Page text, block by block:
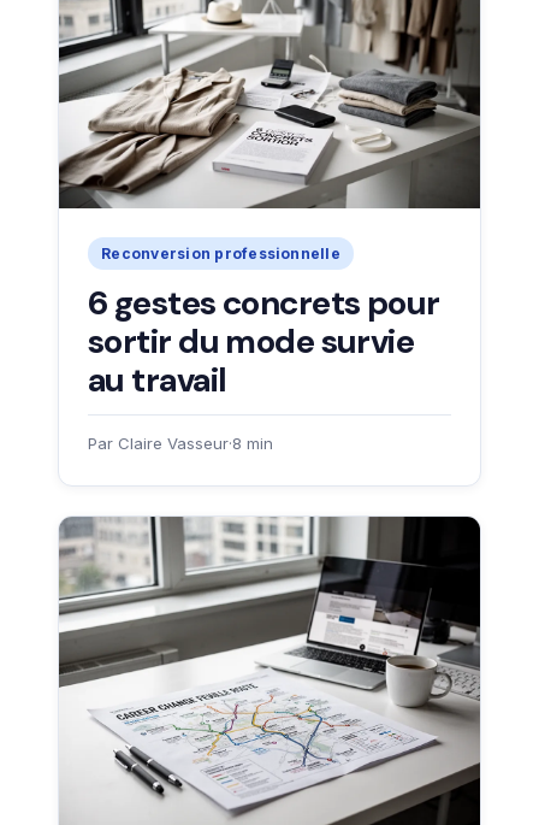
Reconversion professionnelle
6 gestes concrets pour
sortir du mode survie
au travail
Par Claire Vasseur·8 min